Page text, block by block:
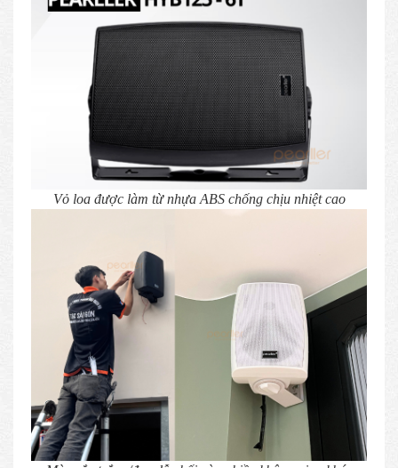
Vỏ loa được làm từ nhựa ABS chống chịu nhiệt cao